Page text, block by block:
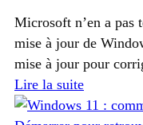
Microsoft n’en a pas
mise à jour de
mise à jour pour
Lire la suite